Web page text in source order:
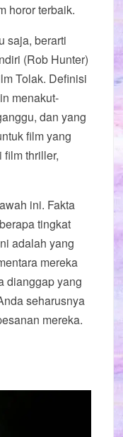
horor terbaik.
saja, berarti
(Rob Hunter)
Tolak. Definisi
menakut-
dan yang
film yang
thriller,
ini. Fakta
tingkat
adalah yang
mereka
dianggap yang
seharusnya
mereka.